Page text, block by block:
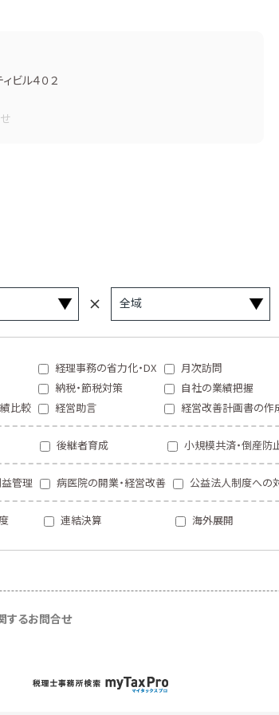
ビル４０２
経理事務の省力化・DX
月次訪問
納税・節税対策
自社の業績把握
比較
経営助言 経営改善計画書の作
後継者育成 小規模共済・倒産防
管理 病医院の開業・経営改善 公益法人制度への
連結決算 海外展開
るお問合せ